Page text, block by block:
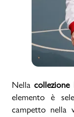
Nella
elemento è
campetto nella